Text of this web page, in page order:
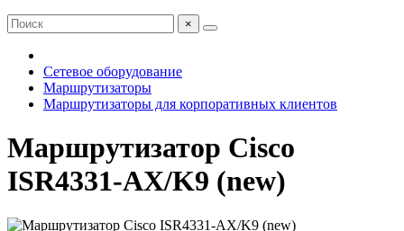
×
Сетевое оборудование
Маршрутизаторы
Маршрутизаторы для корпоративных клиентов
Маршрутизатор Cisco
ISR4331-AX/K9 (new)